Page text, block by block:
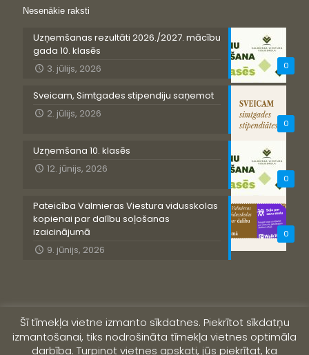
Nesenākie raksti
0
Uzņemšanas rezultāti 2026./2027. mācību
gada 10. klasēs
3. jūlijs, 2026
0
Sveicam, Simtgades stipendiju saņemot
2. jūlijs, 2026
0
Uzņemšana 10. klasēs
12. jūnijs, 2026
0
Pateicība Valmieras Viestura vidusskolas
kopienai par dalību soļošanas
izaicinājumā
9. jūnijs, 2026
Šī tīmekļa vietne izmanto sīkdatnes. Piekrītot sīkdatņu
izmantošanai, tiks nodrošināta tīmekļa vietnes optimāla
darbība. Turpinot vietnes apskati, jūs piekrītat, ka